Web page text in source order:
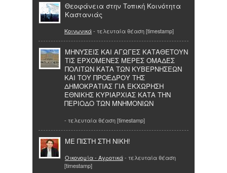
Θεοφάνεια στην Τοπική Κοινότητα
Καστανιάς
Κοινωνικά- τελευταία θέαση [timestamp]
ΜΗΝΥΣΕΙΣ ΚΑΙ ΑΓΩΓΕΣ ΚΑΤΑΘΕΤΟΥΝ
ΤΙΣ ΕΡΧΟΜΕΝΕΣ ΜΕΡΕΣ ΟΜΑΔΕΣ
ΠΟΛΙΤΩΝ ΚΑΤΑ ΤΩΝ ΚΥΒΕΡΝΗΣΕΩΝ
ΚΑΙ ΤΟΥ ΠΡΟΕΔΡΟΥ ΤΗΣ
ΔΗΜΟΚΡΑΤΙΑΣ ΓΙΑ ΕΚΧΩΡΗΣΗ
ΕΘΝΙΚΗΣ ΚΥΡΙΑΡΧΙΑΣ ΚΑΤΑ ΤΗΝ
ΠΕΡΙΟΔΟ ΤΩΝ ΜΝΗΜΟΝΙΩΝ
- τελευταία θέαση [timestamp]
ΜΕ ΠΙΣΤΗ ΣΤΗ ΝΙΚΗ!
Οικονομία - Αγροτικά- τελευταία θέαση
[timestamp]